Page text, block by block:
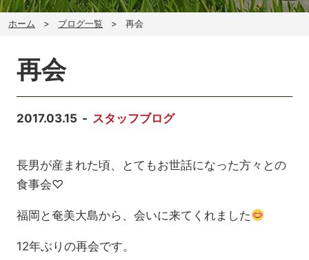
ホーム ブログ一覧 再会
再会
2017.03.15 スタッフブログ
長男が産まれた頃、とてもお世話になった方々との
食事会♡
福岡と奄美大島から、会いに来てくれました
12年ぶりの再会です。